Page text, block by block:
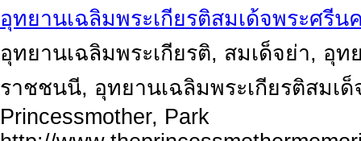
อุทยานเฉลิมพระเกียรติสมเด้จพระศรี
อุทยานเฉลิมพระเกียรติ, สมเด็จย่า, อุ
ราชชนนี, อุทยานเฉลิมพระเกียรติสมเ
Princessmother, Park